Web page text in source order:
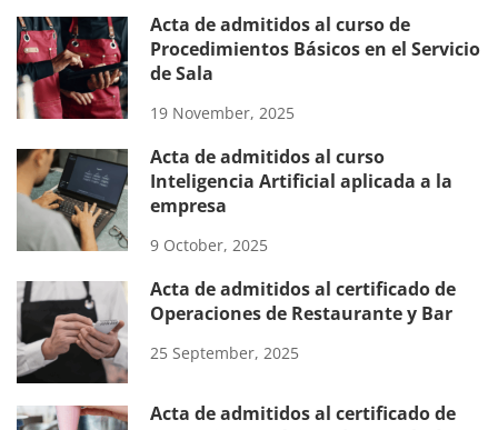
Acta de admitidos al curso de
Procedimientos Básicos en el Servicio
de Sala
19 November, 2025
Acta de admitidos al curso
Inteligencia Artificial aplicada a la
empresa
9 October, 2025
Acta de admitidos al certificado de
Operaciones de Restaurante y Bar
25 September, 2025
Acta de admitidos al certificado de